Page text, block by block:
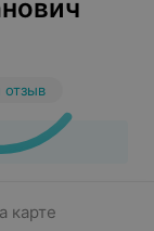
отзыв
карте